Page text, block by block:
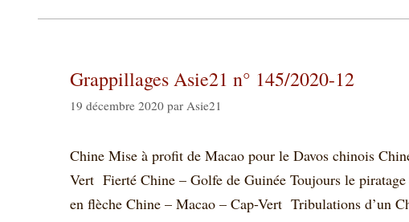
Grappillages Asie21 n° 145/2020-12
19 décembre 2020 par Asie21
Chine Mise à profit de Macao pour le Davos chinois
Vert Fierté Chine – Golfe de Guinée Toujours le
en flèche Chine – Macao – Cap-Vert Tribulations d’un